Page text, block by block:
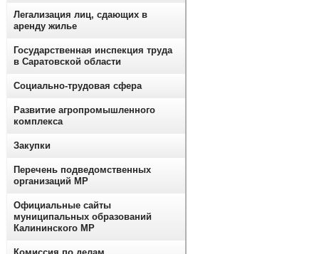
Легализация лиц, сдающих в
аренду жилье
Государственная инспекция труда
в Саратовской области
Социально-трудовая сфера
Развитие агропромышленного
комплекса
Закупки
Перечень подведомственных
организаций МР
Официальные сайты
муниципальных образований
Калининского МР